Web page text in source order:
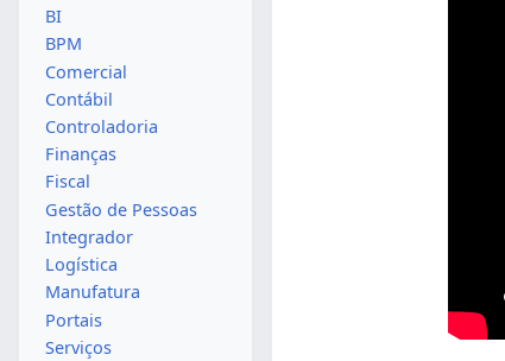
BI
BPM
Comercial
Contábil
Controladoria
Finanças
Fiscal
Gestão de Pessoas
Integrador
Logística
Manufatura
Portais
Serviços